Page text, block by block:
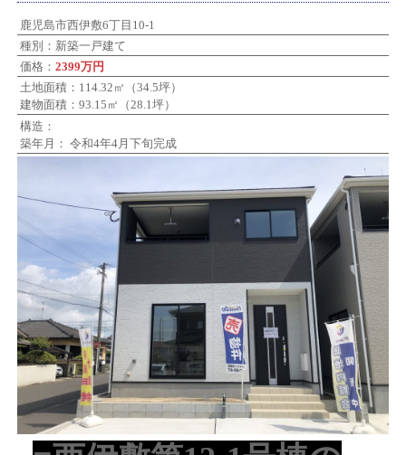
鹿児島市西伊敷6丁目10-1
種別：新築一戸建て
価格：2399万円
土地面積：114.32㎡（34.5坪）
建物面積：93.15㎡（28.1坪）
構造：
築年月： 令和4年4月下旬完成